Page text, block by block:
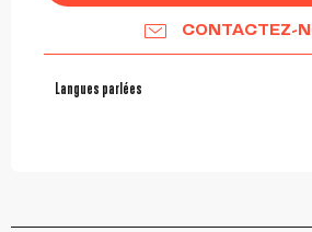
CONTACTEZ-
Langues parlées
Langues parlées